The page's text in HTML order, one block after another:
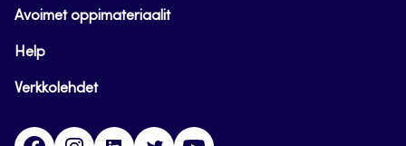
Avoimet oppimateriaalit
Help
Verkkolehdet
FacebookInstagramLinkedinTwitter